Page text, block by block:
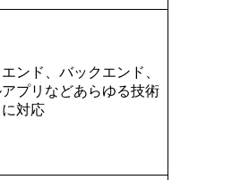
ンド、バックエンド、
プリなどあらゆる技術
対応